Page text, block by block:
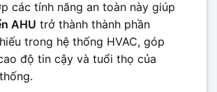
các tính năng an toàn này giúp
AHU trở thành thành phần
trong hệ thống HVAC, góp
độ tin cậy và tuổi thọ của